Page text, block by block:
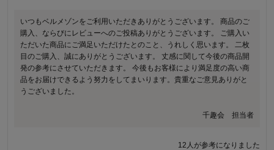
いつもベルメゾンをご利用いただきありがとうございます。 商品のご
購入、ならびにレビューへのご投稿ありがとうございます。 ご購入い
ただいた商品にご満足いただけたとのこと、うれしく思います。 二枚
目のご購入、誠にありがとうございます。 丈感に関して今後の商品開
発の参考にさせていただきます。 今後もお客様により満足度の高い商
品をお届けできるよう努力をしてまいります。貴重なご意見ありがと
うございました。
千趣会 担当者
12人が参考になりました
商品のご購入、ならびにレビューへのご投稿ありがとうございます。
また、素材感が厚くご満足いただけなかったとのこと、誠に申し訳ご
ざいません。夏場でも快適に安心してご着用いただけるような素材の
厚み感について、いただいたご意見を真摯に受け止め、次回の商品開
発の改善に努めます。今後もお客様により満足度の高い商品をお届け
できるよう努力をしてまいります。貴重なご意見ありがとうございま
した。
千趣会 担当者
7人が参考になりました